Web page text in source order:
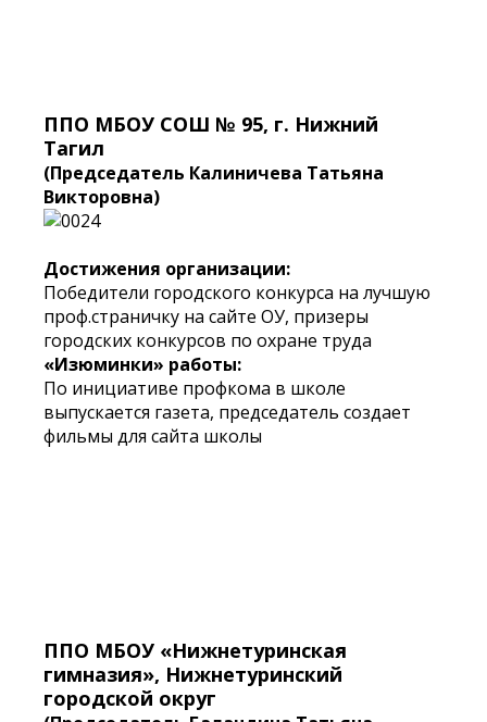
ППО МБОУ СОШ № 95, г. Нижний
Тагил
(Председатель Калиничева Татьяна
Викторовна)
Достижения организации:
Победители городского конкурса на лучшую
проф.страничку на сайте ОУ, призеры
городских конкурсов по охране труда
«Изюминки» работы:
По инициативе профкома в школе
выпускается газета, председатель создает
фильмы для сайта школы
ППО МБОУ «Нижнетуринская
гимназия», Нижнетуринский
городской округ